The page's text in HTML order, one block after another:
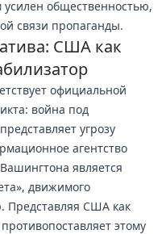
общественностью,
связи пропаганды.
США как
официальной
война под
угрозу
агентство
является
движимого
Представляя США как
этому